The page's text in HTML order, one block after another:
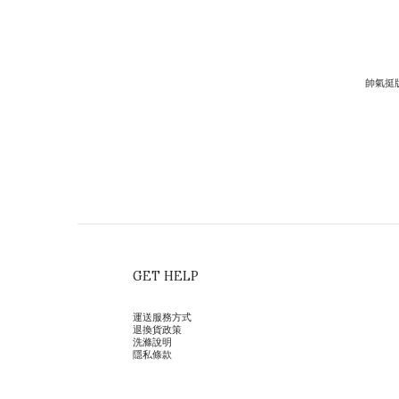
帥氣挺
GET HELP
運送服務方式
退換貨政策
洗滌說明
隱私條款